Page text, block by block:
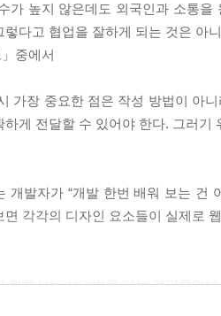
화를 위한 개발 지식
색상
근성
징
도구
가 높지 않은데도 외국인과 소통
렇다고 협업을 잘하게 되는 것은 아
중에서
가장 중요한 점은 작성 방법이 아
하게 전달할 수 있어야 한다. 그러
개발자가 “개발 한번 배워 보는 건
면 각각의 디자인 요소들이 실제로
위해서는 상대방을 아는 것만큼이